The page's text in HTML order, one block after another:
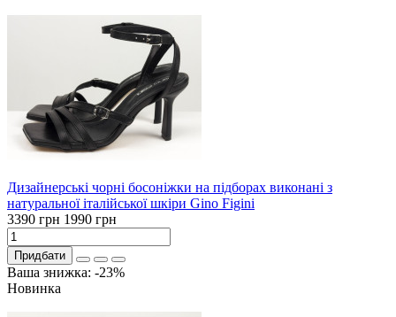
Дизайнерські чорні босоніжки на підборах виконані з
натуральної італійської шкіри Gino Figini
3390 грн 1990 грн
Придбати
Ваша знижка: -23%
Новинка